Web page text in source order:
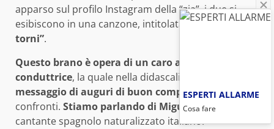
apparso sul profilo Instagram della “zia”, i due si
esibiscono in una canzone, intitolata“Se tu non
torni”.
Questo brano è opera di un caro amico della
conduttrice, la quale nella didascalia inserisce un
messaggio di auguri di buon compleanno nei suoi
confronti. Stiamo parlando di Miguel Bosè
cantante spagnolo naturalizzato italiano.
ESPERTI ALLARME
Cosa fare